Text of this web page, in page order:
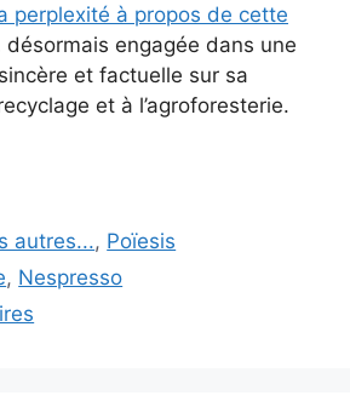
perplexité à propos de cette
désormais engagée dans une
et factuelle sur sa
et à l’agroforesterie.
autres..., Poïesis
, Nespresso